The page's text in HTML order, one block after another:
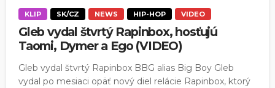
KLIP SK/CZ NEWS HIP-HOP VIDEO
Gleb vydal štvrtý Rapinbox, hosťujú
Taomi, Dymer a Ego (VIDEO)
Gleb vydal štvrtý Rapinbox BBG alias Big Boy Gleb
vydal po mesiaci opäť nový diel relácie Rapinbox, ktorý